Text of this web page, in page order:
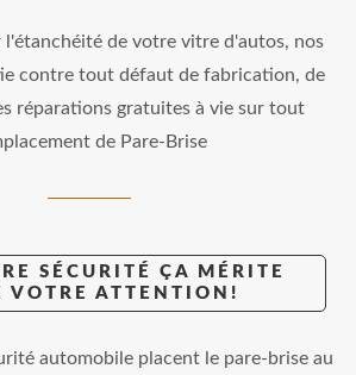
l'étanchéité de votre vitre d'autos, nos
contre tout défaut de fabrication, de
réparations gratuites à vie sur tout
de Pare-Brise
SÉCURITÉ ÇA MÉRITE
VOTRE ATTENTION!
automobile placent le pare-brise au